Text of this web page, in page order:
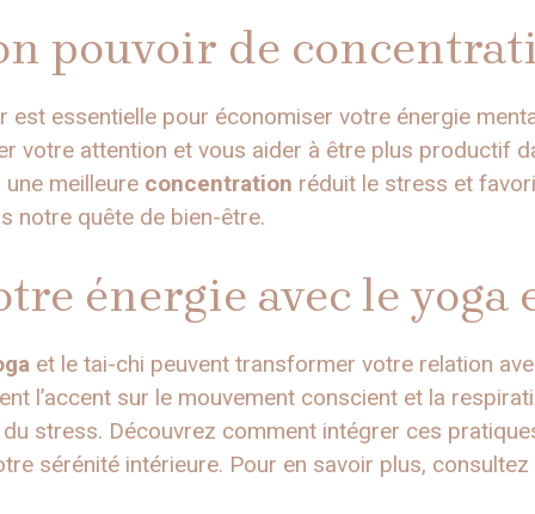
pouvoir de
est essentielle pour économiser votre énergie
votre attention et vous aider à être plus productif
meilleure concentration réduit le stress et
notre quête de bien-être.
énergie avec le yoga
et le tai-chi peuvent transformer votre relation
l’accent sur le mouvement conscient et la
stress. Découvrez comment intégrer ces
sérénité intérieure. Pour en savoir plus, consultez